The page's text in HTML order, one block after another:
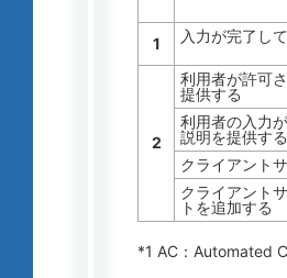
1 入力が完了し
2
利用者が許可
提供する
利用者の入力
説明を提供する
クライアント
クライアント
トを追加する
*1 AC： Automated